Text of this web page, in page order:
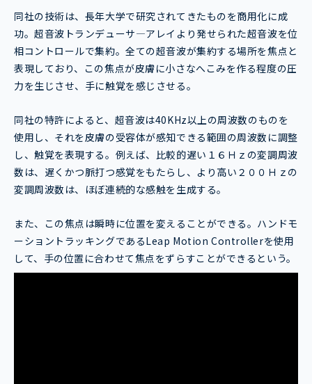
同社の技術は、長年大学で研究されてきたものを商用化に成
功。超音波トランデューサ―アレイより発せられた超音波を位
相コントロールで集約。全ての超音波が集約する場所を焦点と
表現しており、この焦点が皮膚に小さなへこみを作る程度の圧
力を生じさせ、手に触覚を感じさせる。
同社の特許によると、超音波は40KHz以上の周波数のものを
使用し、それを皮膚の受容体が感知できる範囲の周波数に調整
し、触覚を表現する。例えば、比較的遅い１６Ｈｚの変調周波
数は、遅くかつ脈打つ感覚をもたらし、より高い２００Ｈｚの
変調周波数は、ほぼ連続的な感触を生成する。
また、この焦点は瞬時に位置を変えることができる。ハンドモ
ーショントラッキングであるLeap Motion Controllerを使用
して、手の位置に合わせて焦点をずらすことができるという。